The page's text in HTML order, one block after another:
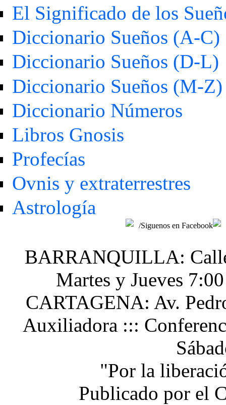
El Significado de los
Diccionario Sueños (A-C)
Diccionario Sueños (D-L)
Diccionario Sueños (M-Z)
Diccionario Números
Libros Gnosis
Profecías
Ovnis y extraterrestres
Astrología
/Siguenos en Facebook
BARRANQUILLA:
Martes y Jueves
CARTAGENA: Av.
Auxiliadora :::
"Por la
Publicado por el